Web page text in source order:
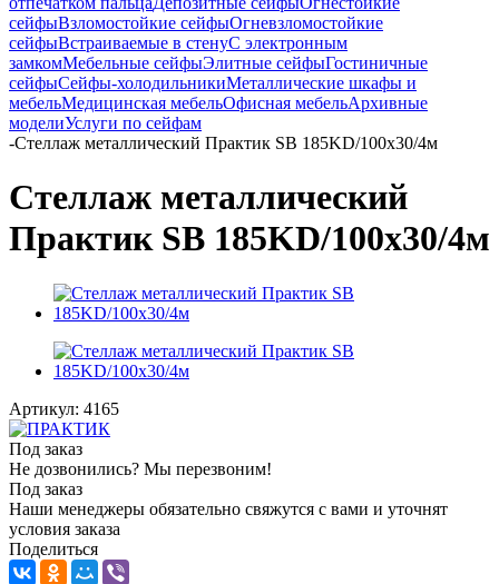
сейфыВзломостойкие сейфыОгневзломостойкие
сейфыВстраиваемые в стенуС электронным
замкомМебельные сейфыЭлитные сейфыГостиничные
сейфыСейфы-холодильникиМеталлические шкафы и
мебельМедицинская мебельОфисная мебельАрхивные
моделиУслуги по сейфам
-Стеллаж металлический Практик SB 185KD/100x30/4м
Стеллаж металлический
Практик SB 185KD/100x30/4м
Артикул: 4165
Под заказ
Не дозвонились? Мы перезвоним!
Под заказ
Наши менеджеры обязательно свяжутся с вами и уточнят
условия заказа
Поделиться